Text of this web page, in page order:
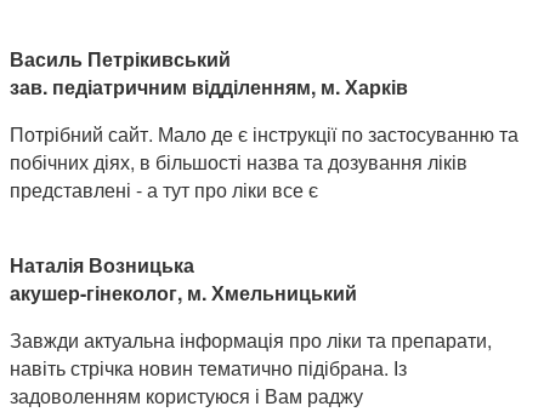
Василь Петрікивський
зав. педіатричним відділенням, м. Харків
Потрібний сайт. Мало де є інструкції по застосуванню та
побічних діях, в більшості назва та дозування ліків
представлені - а тут про ліки все є
Наталія Возницька
акушер-гінеколог, м. Хмельницький
Завжди актуальна інформація про ліки та препарати,
навіть стрічка новин тематично підібрана. Із
задоволенням користуюся і Вам раджу